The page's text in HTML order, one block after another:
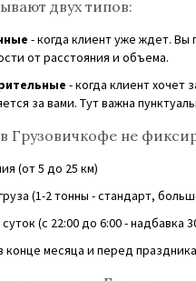
двух типов:
- когда клиент уже ждет. Вы
от расстояния и объема.
- когда клиент хочет
за вами. Тут важна
Грузовичкофе не
(от 5 до 25 км)
(1-2 тонны - стандарт,
(с 22:00 до 6:00 - надбавка
конце месяца и перед